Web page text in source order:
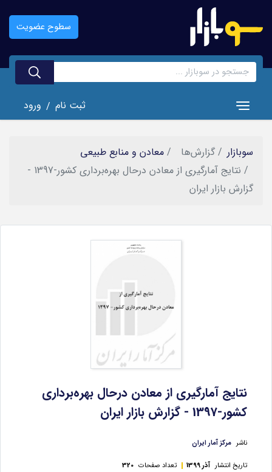
اصلی
سطوح عضویت
Toggle navigation ثبت نام / ورود
سوبازار گزارش‌ها
معادن و منابع طبیعی
نتایج آمارگیری از معادن درحال بهره‌برداری کشور-1397 -
گزارش بازار ایران
نتایج آمارگیری از معادن درحال بهره‌برداری
کشور-1397 - گزارش بازار ایران
ناشر مرکز آمار ایران
تاریخ انتشار آذر 1399 تعداد صفحات 320